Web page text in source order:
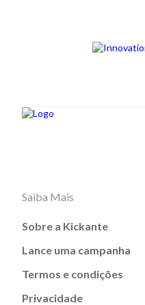
Saiba Mais
Sobre a Kickante
Lance uma campanha
Termos e condições
Privacidade